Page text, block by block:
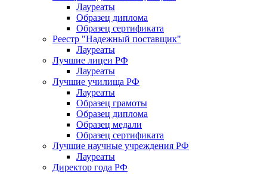
Лауреаты
Образец диплома
Образец сертификата
Реестр "Надежный поставщик"
Лауреаты
Лучшие лицеи РФ
Лауреаты
Лучшие училища РФ
Лауреаты
Образец грамоты
Образец диплома
Образец медали
Образец сертификата
Лучшие научные учреждения РФ
Лауреаты
Директор года РФ